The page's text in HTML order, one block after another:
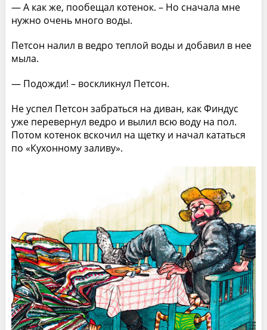
— А как же, пообещал котенок. – Но сначала мне
нужно очень много воды.
Петсон налил в ведро теплой воды и добавил в нее
мыла.
— Подожди! – воскликнул Петсон.
Не успел Петсон забраться на диван, как Финдус
уже перевернул ведро и вылил всю воду на пол.
Потом котенок вскочил на щетку и начал кататься
по «Кухонному заливу».